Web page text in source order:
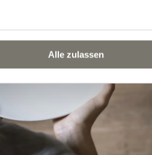
Alle zulassen